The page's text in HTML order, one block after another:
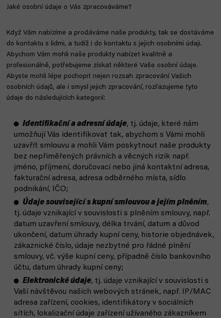
Jaké osobní údaje o Vás zpracováváme?
Když Vám nabízíme a prodáváme naše produkty, tak se dostáváme
do kontaktu s lidmi, a tudíž i do kontaktu s jejich osobními údaji.
Abychom Vám mohli naše produkty nabízet kvalitně a
profesionálně, potřebujeme získat některé Vaše osobní údaje.
Abyste mohli lépe pochopit nejen rozsah zpracování Vašich
osobních údajů, ale i smysl jejich zpracování, rozřazujeme tyto
údaje do následujících kategorií:
Identifikační a adresní údaje, tj. údaje, které nám
umožňují Vás identifikovat tak, abychom s Vámi mohli
uzavřít smlouvu a mohli Vám poskytnout naše produkty
bez nepřiměřených právních a věcných rizik např.
jméno, příjmení, doručovací nebo jiná kontaktní adresa,
fakturační adresa, adresa odběrného místa, sídlo
podnikání, IČO;
Údaje související s kupní smlouvou a jejím plněním,
tj. údaje vznikající v souvislosti s plněním smlouvy, např.
datum uzavření smlouvy, délka trvání, datum a důvod
ukončení, datum úhrady kupní ceny, historie objednávek,
zákaznické číslo, údaje nezbytné pro řádné plnění
smlouvy, vč. výše kupní ceny, případně číslo bankovního
účtu, datum úhrady kupní ceny;
Elektronické údaje, tj. údaje vznikající v souvislosti s
Vaší návštěvou našich webových stránek, např. IP/MAC
adresa zařízení, cookies, identifikátory v sociálních
sítích, lokalizační údaje zařízení užívaného zákazníkem